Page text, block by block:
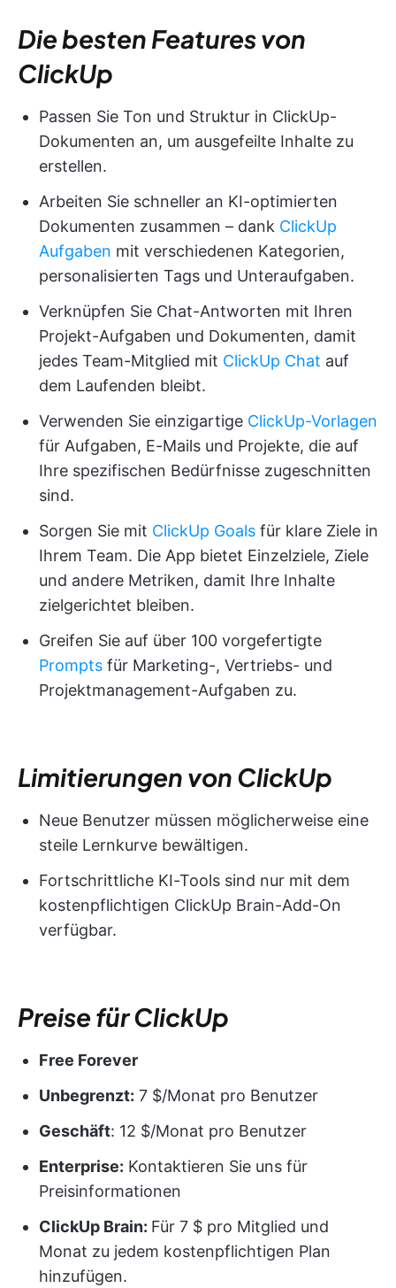
Die besten Features von
ClickUp
Passen Sie Ton und Struktur in ClickUp-
Dokumenten an, um ausgefeilte Inhalte zu
erstellen.
Arbeiten Sie schneller an KI-optimierten
Dokumenten zusammen – dank ClickUp
Aufgaben mit verschiedenen Kategorien,
personalisierten Tags und Unteraufgaben.
Verknüpfen Sie Chat-Antworten mit Ihren
Projekt-Aufgaben und Dokumenten, damit
jedes Team-Mitglied mit ClickUp Chat auf
dem Laufenden bleibt.
Verwenden Sie einzigartige ClickUp-Vorlagen
für Aufgaben, E-Mails und Projekte, die auf
Ihre spezifischen Bedürfnisse zugeschnitten
sind.
Sorgen Sie mit ClickUp Goals für klare Ziele in
Ihrem Team. Die App bietet Einzelziele, Ziele
und andere Metriken, damit Ihre Inhalte
zielgerichtet bleiben.
Greifen Sie auf über 100 vorgefertigte
Prompts für Marketing-, Vertriebs- und
Projektmanagement-Aufgaben zu.
Limitierungen von ClickUp
Neue Benutzer müssen möglicherweise eine
steile Lernkurve bewältigen.
Fortschrittliche KI-Tools sind nur mit dem
kostenpflichtigen ClickUp Brain-Add-On
verfügbar.
Preise für ClickUp
Free Forever
Unbegrenzt: 7 $/Monat pro Benutzer
Geschäft: 12 $/Monat pro Benutzer
Enterprise: Kontaktieren Sie uns für
Preisinformationen
ClickUp Brain: Für 7 $ pro Mitglied und
Monat zu jedem kostenpflichtigen Plan
hinzufügen.